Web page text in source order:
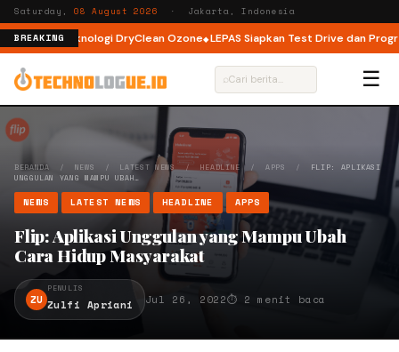
Saturday,08 August 2026 · Jakarta, Indonesia
BREAKINGTeknologi DryClean Ozone LEPAS Siapkan Test Drive dan
⌕ ☰
BERANDA / NEWS / LATEST NEWS/ HEADLINE /APPS /
FLIP: APLIKASI
UNGGULAN YANG MAMPU UBAH…
NEWS LATEST NEWS HEADLINE APPS
Flip: Aplikasi Unggulan yang Mampu Ubah
Cara Hidup Masyarakat
ZU
PENULIS
Zulfi Apriani Jul 26, 2022⏱ 2 menit baca